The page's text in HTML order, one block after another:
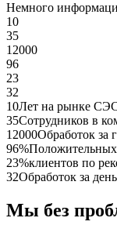
Немного
10
35
12000
96
23
32
10Лет на рынке
35Сотрудников в
12000Обработок за
96%
23%клиентов по
32Обработок за день
Мы без